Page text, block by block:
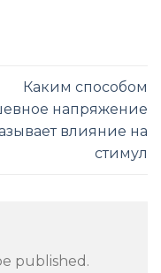
Каким способом
напряжение
влияние на
стимул
published.